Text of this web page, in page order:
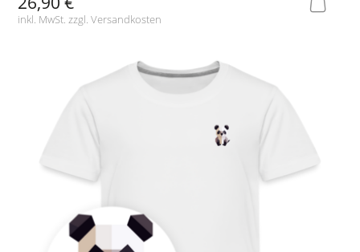
inkl. MwSt. zzgl.Versandkosten